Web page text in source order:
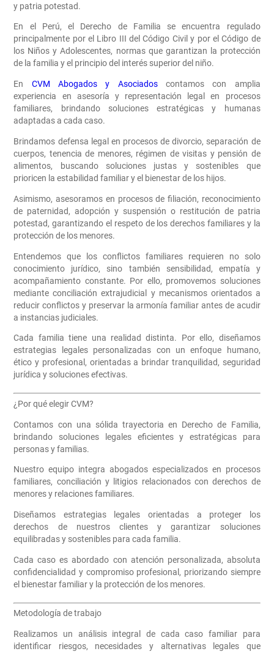
y patria potestad.
En el Perú, el Derecho de Familia se encuentra regulado
principalmente por el Libro III del Código Civil y por el Código de
los Niños y Adolescentes, normas que garantizan la protección
de la familia y el principio del interés superior del niño.
En CVM Abogados y Asociadoscontamos con amplia
experiencia en asesoría y representación legal en procesos
familiares, brindando soluciones estratégicas y humanas
adaptadas a cada caso.
Brindamos defensa legal en procesos de divorcio, separación de
cuerpos, tenencia de menores, régimen de visitas y pensión de
alimentos, buscando soluciones justas y sostenibles que
prioricen la estabilidad familiar y el bienestar de los hijos.
Asimismo, asesoramos en procesos de filiación, reconocimiento
de paternidad, adopción y suspensión o restitución de patria
potestad, garantizando el respeto de los derechos familiares y la
protección de los menores.
Entendemos que los conflictos familiares requieren no solo
conocimiento jurídico, sino también sensibilidad, empatía y
acompañamiento constante. Por ello, promovemos soluciones
mediante conciliación extrajudicial y mecanismos orientados a
reducir conflictos y preservar la armonía familiar antes de acudir
a instancias judiciales.
Cada familia tiene una realidad distinta. Por ello, diseñamos
estrategias legales personalizadas con un enfoque humano,
ético y profesional, orientadas a brindar tranquilidad, seguridad
jurídica y soluciones efectivas.
¿Por qué elegir CVM?
Contamos con una sólida trayectoria en Derecho de Familia,
brindando soluciones legales eficientes y estratégicas para
personas y familias.
Nuestro equipo integra abogados especializados en procesos
familiares, conciliación y litigios relacionados con derechos de
menores y relaciones familiares.
Diseñamos estrategias legales orientadas a proteger los
derechos de nuestros clientes y garantizar soluciones
equilibradas y sostenibles para cada familia.
Cada caso es abordado con atención personalizada, absoluta
confidencialidad y compromiso profesional, priorizando siempre
el bienestar familiar y la protección de los menores.
Metodología de trabajo
Realizamos un análisis integral de cada caso familiar para
identificar riesgos, necesidades y alternativas legales que